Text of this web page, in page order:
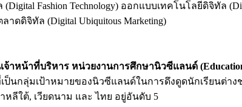
Fashion Technology) ออกแบบเทคโนโลยีดิจิทัล
าดดิจิทัล (Digital Ubiquitous Marketing)
จ้าหน้าที่บริหาร หน่วยงานการศึกษานิวซีแลนด์
นกลุ่มเป้าหมายของนิวซีแลนด์ในการดึงดูดนักเรียนต่า
หลีใต้, เวียดนาม และ ไทย อยู่อันดับ 5